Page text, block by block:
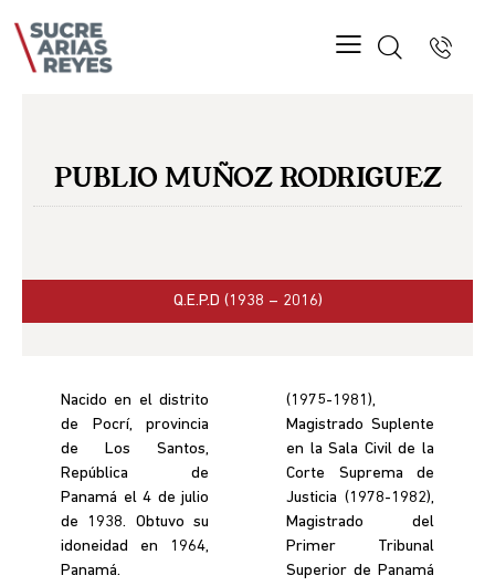
PUBLIO MUÑOZ RODRIGUEZ
Q.E.P.D (1938 – 2016)
Nacido en el distrito
de Pocrí, provincia
de Los Santos,
República de
Panamá el 4 de julio
de 1938. Obtuvo su
idoneidad en 1964,
Panamá.
(1975-1981),
Magistrado Suplente
en la Sala Civil de la
Corte Suprema de
Justicia (1978-1982),
Magistrado del
Primer Tribunal
Superior de Panamá